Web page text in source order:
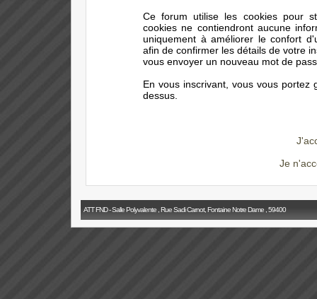
Ce forum utilise les cookies pour
cookies ne contiendront aucune
uniquement à améliorer le confort
afin de confirmer les détails de votre
vous envoyer un nouveau mot de
En vous inscrivant, vous vous
dessus.
Je
ATT FND - Salle Polyvalente , Rue Sadi Carnot, Fontaine Notre Dame , 59400